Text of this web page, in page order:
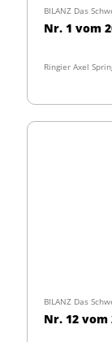
BILANZ Das
Nr. 1 vom
Ringier Axel
BILANZ Das
Nr. 12 vom